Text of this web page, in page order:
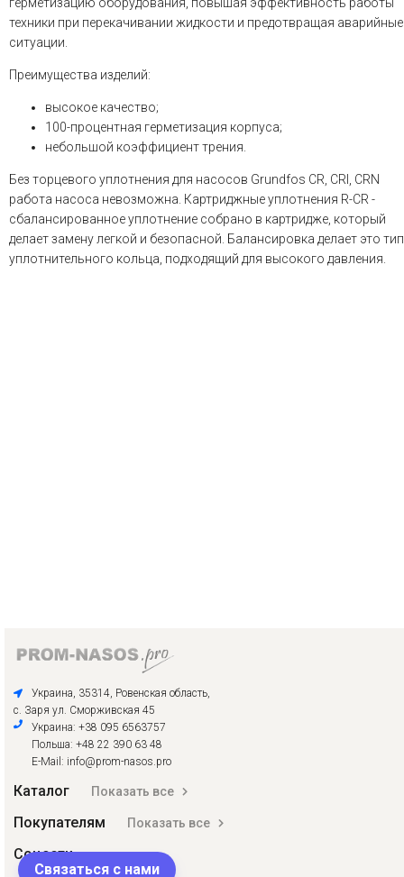
техники при перекачивании жидкости и предотвращая аварийные
ситуации.
Преимущества изделий:
высокое качество;
100-процентная герметизация корпуса;
небольшой коэффициент трения.
Без торцевого уплотнения для насосов Grundfos CR, CRI, CRN
работа насоса невозможна. Картриджные уплотнения R-CR -
сбалансированное уплотнение собрано в картридже, который
делает замену легкой и безопасной. Балансировка делает это тип
уплотнительного кольца, подходящий для высокого давления.
Украина, 35314, Ровенская область,
с. Заря ул. Сморживская 45
Украина: +38 095 6563757
Польша: +48 22 390 63 48
E-Mail: info@prom-nasos.pro
Каталог Показать все
Покупателям Показать все
Соцсети
Связаться с нами